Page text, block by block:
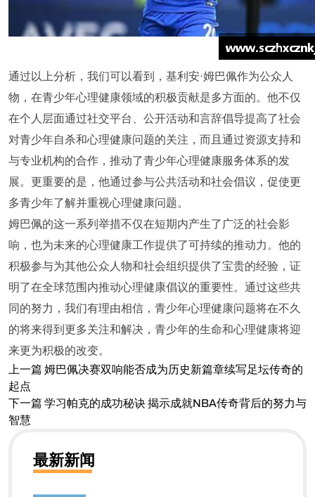
通过以上分析，我们可以看到，基利安·姆巴佩作为公众人
物，在青少年心理健康领域的积极贡献是多方面的。他不仅
在个人层面通过社交平台、公开活动和言辞倡导提高了社会
对青少年自杀和心理健康问题的关注，而且通过资源支持和
与专业机构的合作，推动了青少年心理健康服务体系的发
展。更重要的是，他通过参与公共活动和社会倡议，促使更
多青少年了解并重视心理健康问题。
姆巴佩的这一系列举措不仅在短期内产生了广泛的社会影
响，也为未来的心理健康工作提供了可持续的推动力。他的
积极参与为其他公众人物和社会组织提供了宝贵的经验，证
明了在全球范围内推动心理健康倡议的重要性。通过这些共
同的努力，我们有理由相信，青少年心理健康问题将在不久
的将来得到更多关注和解决，青少年的生命和心理健康将迎
来更为积极的改变。
上一篇 姆巴佩决赛双响能否成为历史新篇章续写足坛传奇的
起点
下一篇 学习帕克的成功秘诀 揭示成就NBA传奇背后的努力与
智慧
最新新闻